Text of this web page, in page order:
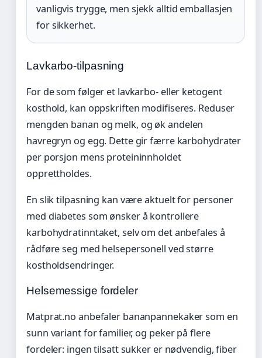
vanligvis trygge, men sjekk alltid emballasjen
for sikkerhet.
Lavkarbo-tilpasning
For de som følger et lavkarbo- eller ketogent
kosthold, kan oppskriften modifiseres. Reduser
mengden banan og melk, og øk andelen
havregryn og egg. Dette gir færre karbohydrater
per porsjon mens proteininnholdet
opprettholdes.
En slik tilpasning kan være aktuelt for personer
med diabetes som ønsker å kontrollere
karbohydratinntaket, selv om det anbefales å
rådføre seg med helsepersonell ved større
kostholdsendringer.
Helsemessige fordeler
Matprat.no anbefaler bananpannekaker som en
sunn variant for familier, og peker på flere
fordeler: ingen tilsatt sukker er nødvendig, fiber